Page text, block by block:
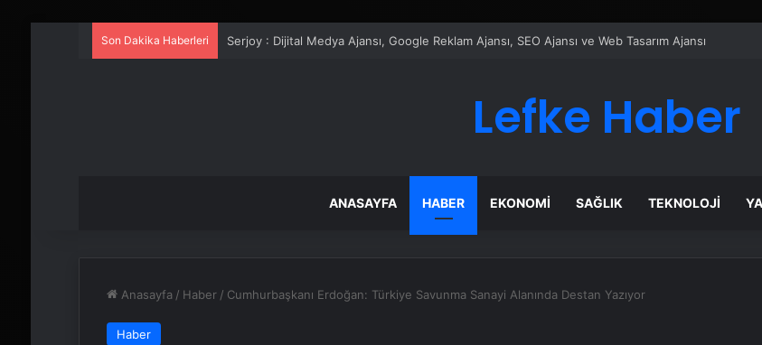
Son Dakika Haberleri UETDS Nedir ? Uetds.com İle Akıllı Dijital Taşımacılık Yazılımı
Lefke Haber
ANASAYFA HABER EKONOMI SAĞLIK TEKNOLOJI
Anasayfa / Haber / Cumhurbaşkanı Erdoğan: Türkiye Savunma Sanayi Alanında Destan Yazıyor
Haber